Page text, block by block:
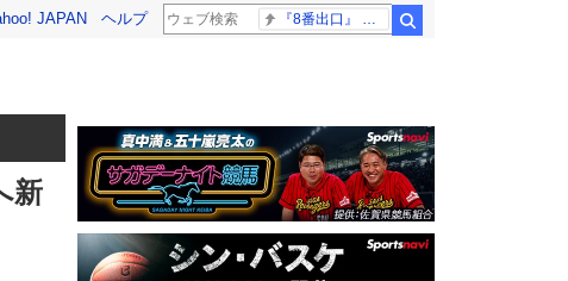
JAPAN ヘルプ
新